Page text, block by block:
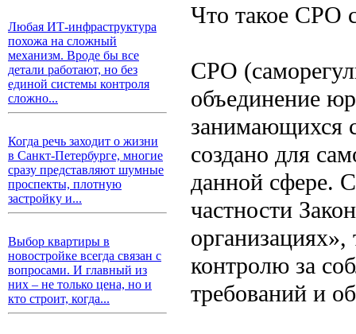
Любая ИТ-инфраструктура
похожа на сложный
механизм. Вроде бы все
детали работают, но без
единой системы контроля
сложно...
Когда речь заходит о жизни
в Санкт-Петербурге, многие
сразу представляют шумные
проспекты, плотную
застройку и...
Выбор квартиры в
новостройке всегда связан с
вопросами. И главный из
них – не только цена, но и
кто строит, когда...
Что такое СРО
СРО
объединение
занимающихся
создано для
данной сфере.
частности
контролю за
требований и